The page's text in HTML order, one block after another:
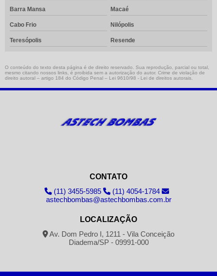
Barra Mansa Macaé
Cabo Frio Nilópolis
Teresópolis Resende
O conteúdo do texto desta página é de direito reservado. Sua reprodução, parcial ou total,
mesmo citando nossos links, é proibida sem a autorização do autor. Crime de violação de
direito autoral – artigo 184 do Código Penal – Lei 9610/98 - Lei de direitos autorais
CONTATO
(11) 3455-5985
(11) 4054-1784
astechbombas@astechbombas.com.br
LOCALIZAÇÃO
Av. Dom Pedro I, 1211 - Vila Conceição
Diadema/SP - 09991-000